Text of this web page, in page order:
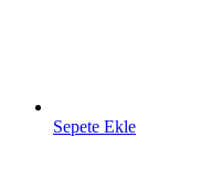
Sepete Ekle